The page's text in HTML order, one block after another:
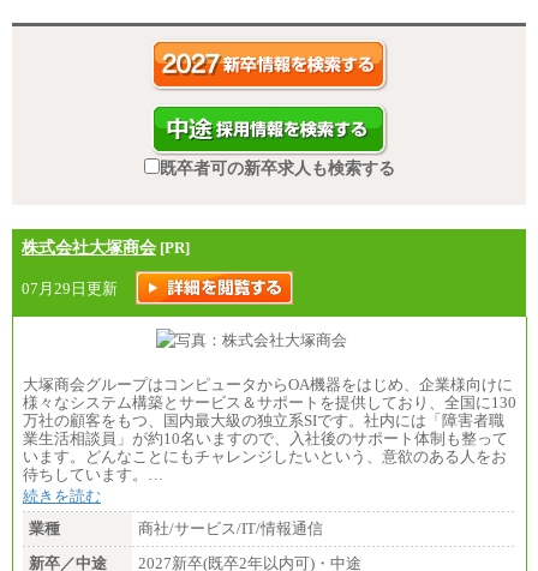
既卒者可の新卒求人も検索する
株式会社大塚商会 [PR]
07月29日更新
大塚商会グループはコンピュータからOA機器をはじめ、企業様向けに
様々なシステム構築とサービス＆サポートを提供しており、全国に130
万社の顧客をもつ、国内最大級の独立系SIです。社内には「障害者職
業生活相談員」が約10名いますので、入社後のサポート体制も整って
います。どんなことにもチャレンジしたいという、意欲のある人をお
待ちしています。…
続きを読む
業種
商社/サービス/IT/情報通信
新卒／中途
2027新卒(既卒2年以内可)・中途